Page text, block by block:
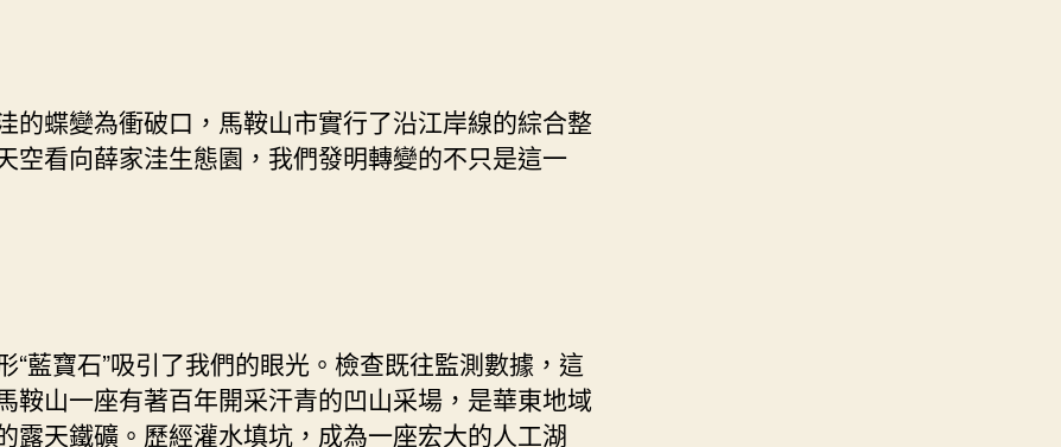
的蝶變為衝破口，馬鞍山市實行了沿江岸線的綜合整
空看向薛家洼生態園，我們發明轉變的不只是這一
“藍寶石”吸引了我們的眼光。檢查既往監測數據，這
鞍山一座有著百年開采汗青的凹山采場，是華東地域
露天鐵礦。歷經灌水填坑，成為一座宏大的人工湖